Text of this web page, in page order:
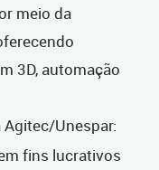
meio da
3D, automação
Unespar:
fins lucrativos